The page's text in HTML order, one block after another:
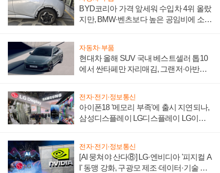
BYD코리아 가격 앞세워 수입차 4위 올랐
지만, BMW·벤츠보다 높은 공임비에 소비
자동차·부품
현대차 올해 SUV 국내 베스트셀러 톱10
에서 싼타페만 자리매김, 그랜저·아반떼
전자·전기·정보통신
아이폰18 '메모리 부족'에 출시 지연되나,
삼성디스플레이 LG디스플레이 LG이노
전자·전기·정보통신
[AI 뭉쳐야 산다⑧] LG·엔비디아 '피지컬 A
I' 동맹 강화, 구광모 제조·데이터·기술 결